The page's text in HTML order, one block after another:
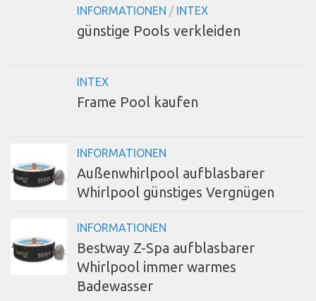
INFORMATIONEN / INTEX
günstige Pools verkleiden
INTEX
Frame Pool kaufen
INFORMATIONEN
Außenwhirlpool aufblasbarer
Whirlpool günstiges Vergnügen
INFORMATIONEN
Bestway Z-Spa aufblasbarer
Whirlpool immer warmes
Badewasser